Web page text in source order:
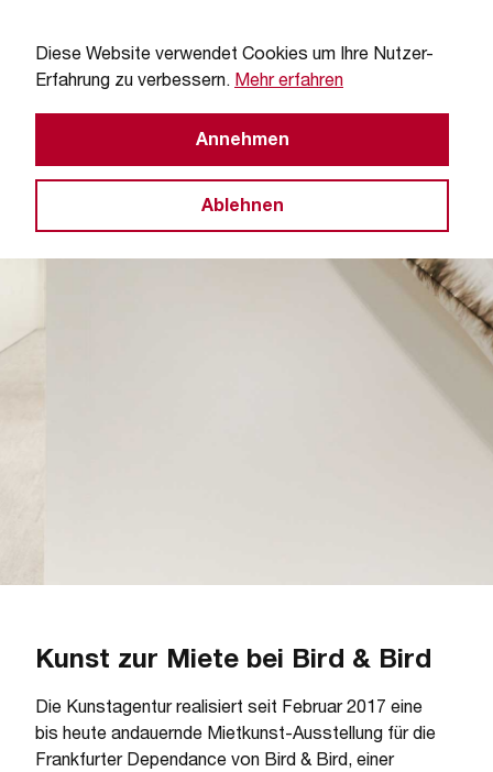
Diese Website verwendet Cookies um Ihre Nutzer-
Erfahrung zu verbessern. Mehr erfahren
Annehmen
Ablehnen
Kunst zur Miete bei Bird & Bird
Die Kunstagentur realisiert seit Februar 2017 eine
bis heute andauernde Mietkunst-Ausstellung für die
Frankfurter Dependance von Bird & Bird, einer